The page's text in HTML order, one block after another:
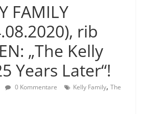
FAMILY
rib
„The Kelly
Years Later“!
0 Kommentare Kelly Family,The